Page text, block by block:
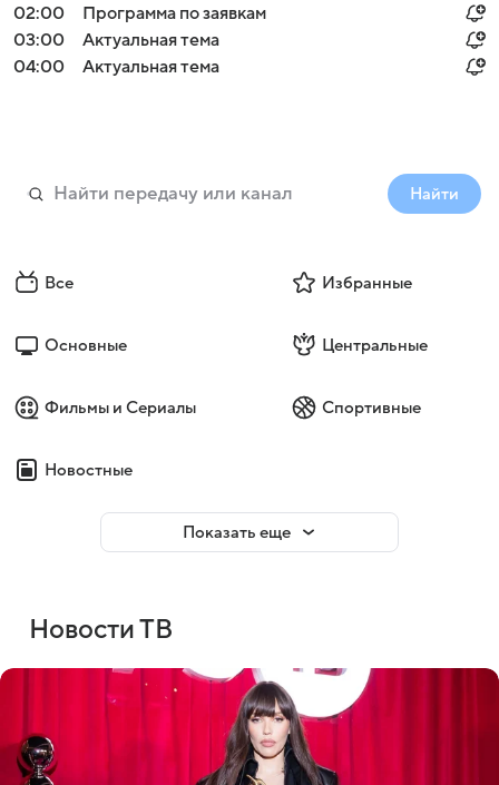
02:00
Программа по заявкам
03:00
Актуальная тема
04:00
Актуальная тема
Найти
Все Избранные
Основные Центральные
Фильмы и Сериалы Спортивные
Новостные
Показать еще
Новости ТВ